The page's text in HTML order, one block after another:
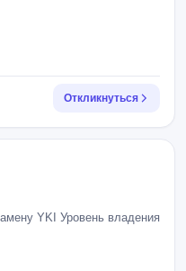
Откликнуться
YKI Уровень владения